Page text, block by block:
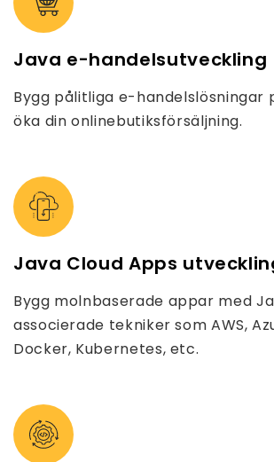
Java e-handelsutveckling
Bygg pålitliga e-handelslösningar
öka din onlinebutiksförsäljning.
Java Cloud Apps
Bygg molnbaserade appar med
associerade tekniker som AWS,
Docker, Kubernetes, etc.